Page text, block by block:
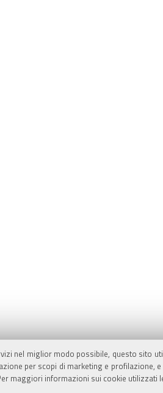
nel miglior modo possibile, questo sito
per scopi di marketing e
maggiori informazioni sui cookie utilizzati